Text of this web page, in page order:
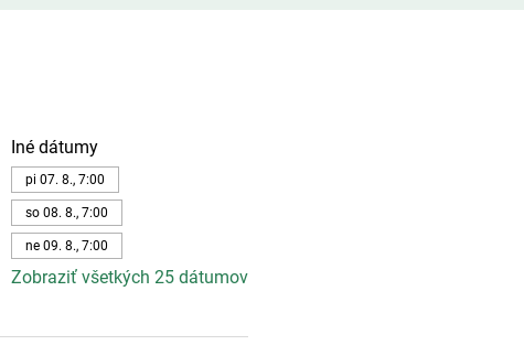
Iné dátumy
pi 07. 8., 7:00
so 08. 8., 7:00
ne 09. 8., 7:00
Zobraziť všetkých 25 dátumov